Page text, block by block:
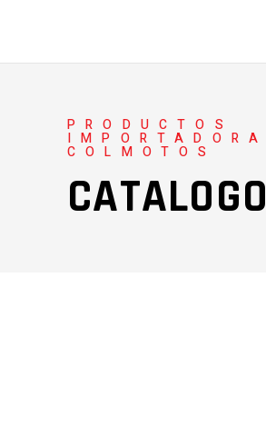
PRODUCTOS
IMPORTADORA
COLMOTOS
CATALOGO